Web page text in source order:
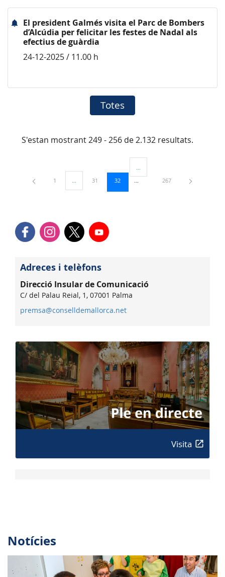
El president Galmés visita el Parc de Bombers
d’Alcúdia per felicitar les festes de Nadal als
efectius de guàrdia
24-12-2025 / 11.00 h
Totes
S'estan mostrant 249 - 256 de 2.132 resultats.
Pàgina
1 ...Pàgines intermèdies Utilitzeu TAB per navegar.
Pàgina
31 Pàgina
32
Pàgines intermèdies Utilitzeu
Pàgina
267
Adreces i telèfons
Direcció Insular de Comunicació
C/ del Palau Reial, 1, 07001 Palma
premsa@conselldemallorca.net
Visita
Notícies